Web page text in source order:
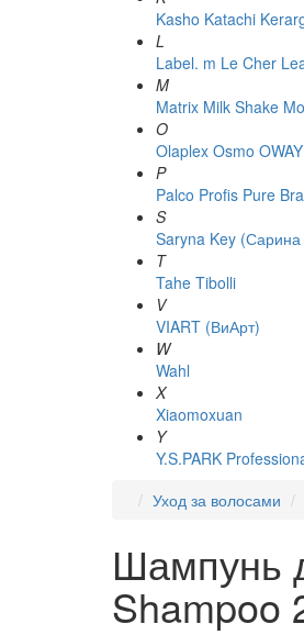
Kasho Katachi
L
Label. m Le Cher
M
Matrix Milk Shake
O
Olaplex Osmo
P
Palco Profis Pure
S
Saryna Key
T
Tahe Tibolli
V
VIART (ВиАрт)
W
Wahl
X
Xiaomoxuan
Y
Y.S.PARK
Уход за волосами
Шампунь
Shampoo